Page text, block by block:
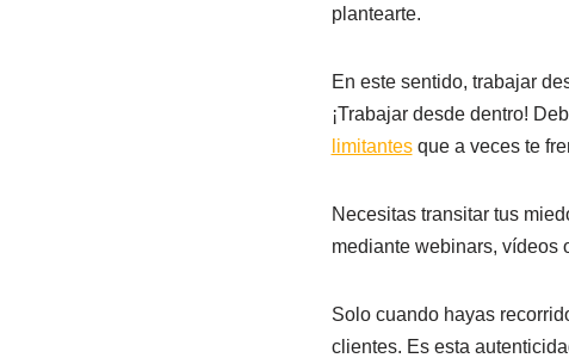
plantearte.
En este sentido, trabajar
¡Trabajar desde dentro!
limitantesque a veces te
Necesitas transitar tus
mediante webinars, vídeos
Solo cuando hayas
clientes. Es esta